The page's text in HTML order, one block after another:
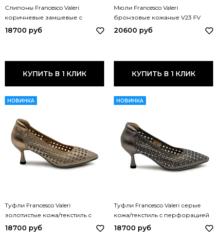
Слипоны Francesco Valeri
коричневые замшевые с
перфорацией V50 FV CUOIO
18700 руб
КУПИТЬ В 1 КЛИК
Мюли Francesco Valeri
бронзовые кожаные V23 FV
BRONZO
20600 руб
КУПИТЬ В 1 КЛИК
НОВИНКА
Туфли Francesco Valeri
золотистые кожа/текстиль с
перфорацией V80 FV ORO
18700 руб
НОВИНКА
Туфли Francesco Valeri серые
кожа/текстиль с перфорацией
V80 FV CDF GRIGIO
18700 руб